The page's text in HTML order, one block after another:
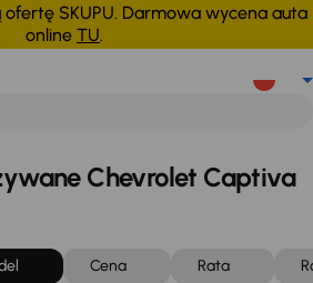
SKUPU. Darmowa wycena auta
online TU.
Anuluj wszystko
Chevrolet Captiva
Cena Rata